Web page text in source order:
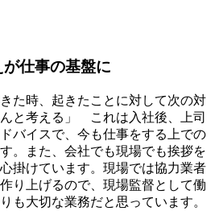
仕事の基盤に
きた時、起きたことに対して次の対
と考える」 これは入社後、上司
バイスで、今も仕事をする上での
。また、会社でも現場でも挨拶を
掛けています。現場では協力業者
り上げるので、現場監督として働
も大切な業務だと思っています。